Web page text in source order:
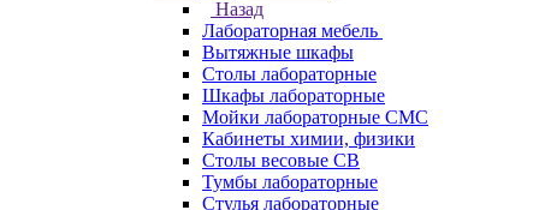
Назад
Лабораторная мебель
Вытяжные шкафы
Столы лабораторные
Шкафы лабораторные
Мойки лабораторные СМС
Кабинеты химии, физики
Столы весовые СВ
Тумбы лабораторные
Стулья лабораторные